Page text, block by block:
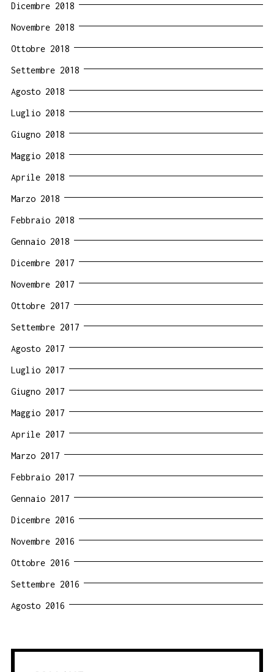
Dicembre 2018
Novembre 2018
Ottobre 2018
Settembre 2018
Agosto 2018
Luglio 2018
Giugno 2018
Maggio 2018
Aprile 2018
Marzo 2018
Febbraio 2018
Gennaio 2018
Dicembre 2017
Novembre 2017
Ottobre 2017
Settembre 2017
Agosto 2017
Luglio 2017
Giugno 2017
Maggio 2017
Aprile 2017
Marzo 2017
Febbraio 2017
Gennaio 2017
Dicembre 2016
Novembre 2016
Ottobre 2016
Settembre 2016
Agosto 2016